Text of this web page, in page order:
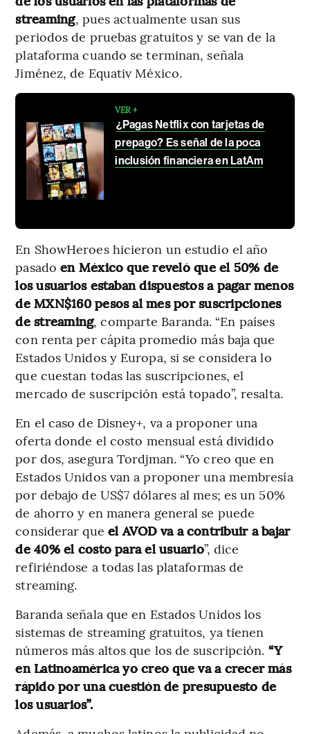
streaming, pues actualmente usan sus
periodos de pruebas gratuitos y se van de la
plataforma cuando se terminan, señala
Jiménez, de Equativ México.
VER +
¿Pagas Netflix con tarjetas de
prepago? Es señal de la poca
inclusión financiera en LatAm
En ShowHeroes hicieron un estudio el año
pasadoen México que reveló que el 50% de
los usuarios estaban dispuestos a pagar menos
de MXN$160 pesos al mes por suscripciones
de streaming, comparte Baranda. “En países
con renta per cápita promedio más baja que
Estados Unidos y Europa, si se considera lo
que cuestan todas las suscripciones, el
mercado de suscripción está topado”, resalta.
En el caso de Disney+, va a proponer una
oferta donde el costo mensual está dividido
por dos, asegura Tordjman. “Yo creo que en
Estados Unidos van a proponer una membresía
por debajo de US$7 dólares al mes; es un 50%
de ahorro y en manera general se puede
considerar que el AVOD va a contribuir a bajar
de 40% el costo para el usuario”, dice
refiriéndose a todas las plataformas de
streaming.
Baranda señala que en Estados Unidos los
sistemas de streaming gratuitos, ya tienen
números más altos que los de suscripción. “Y
en Latinoamérica yo creo que va a crecer más
rápido por una cuestión de presupuesto de
los usuarios”.